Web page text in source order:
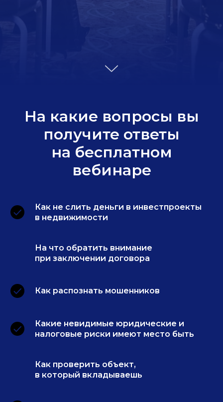
На какие вопросы вы
получите ответы
на бесплатном
вебинаре
Как не слить деньги в инвестпроекты
в недвижимости
На что обратить внимание
при заключении договора
Как распознать мошенников
Какие невидимые юридические и
налоговые риски имеют место быть
Как проверить объект,
в который вкладываешь